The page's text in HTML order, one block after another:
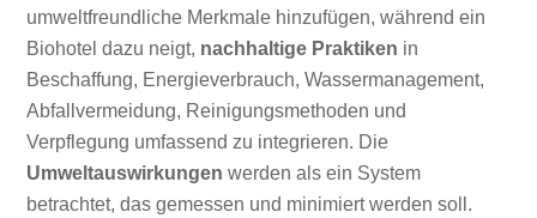
umweltfreundliche Merkmale hinzufügen, während ein
Biohotel dazu neigt, nachhaltige Praktiken in
Beschaffung, Energieverbrauch, Wassermanagement,
Abfallvermeidung, Reinigungsmethoden und
Verpflegung umfassend zu integrieren. Die
Umweltauswirkungen werden als ein System
betrachtet, das gemessen und minimiert werden soll.